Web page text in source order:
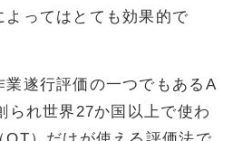
ってはとても効果的で
遂行評価の一つでもあるA
られ世界27か国以上で使わ